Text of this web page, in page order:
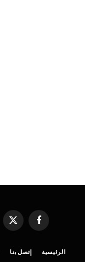
فيسبوك
X
الرئيسية إتصل بنا